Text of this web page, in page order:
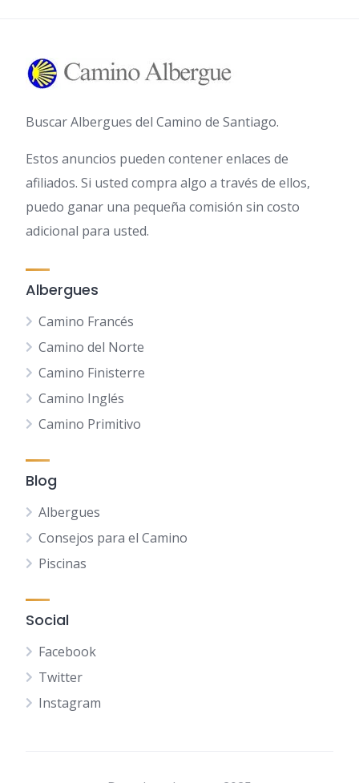
Buscar Albergues del Camino de Santiago.
Estos anuncios pueden contener enlaces de
afiliados. Si usted compra algo a través de ellos,
puedo ganar una pequeña comisión sin costo
adicional para usted.
Albergues
Camino Francés
Camino del Norte
Camino Finisterre
Camino Inglés
Camino Primitivo
Blog
Albergues
Consejos para el Camino
Piscinas
Social
Facebook
Twitter
Instagram